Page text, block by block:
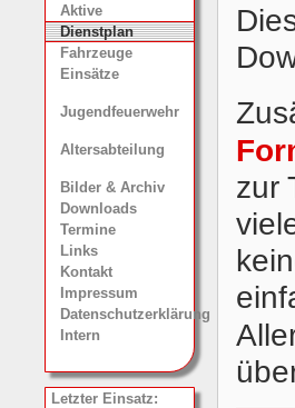
Aktive
Dienstplan
Fahrzeuge
Einsätze
Jugendfeuerwehr
Altersabteilung
Bilder & Archiv
Downloads
Termine
Links
Kontakt
Impressum
Datenschutzerklärung
Intern
Letzter Einsatz:
zur